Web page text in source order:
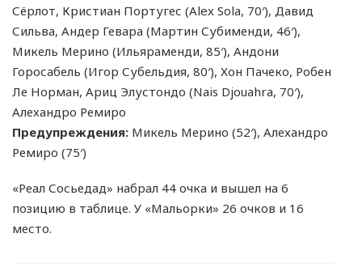
Сёрлот, Кристиан Португес (Alex Sola, 70′), Давид
Сильва, Андер Гевара (Мартин Субименди, 46′),
Микель Мерино (Ильяраменди, 85′), Андони
Горосабель (Игор Субельдия, 80′), Хон Пачеко, Робен
Ле Норман, Ариц Элустондо (Nais Djouahra, 70′),
Алехандро Ремиро
Предупреждения: Микель Мерино (52′), Алехандро
Ремиро (75′)
«Реал Сосьедад» набрал 44 очка и вышел на 6
позицию в таблице. У «Мальорки» 26 очков и 16
место.